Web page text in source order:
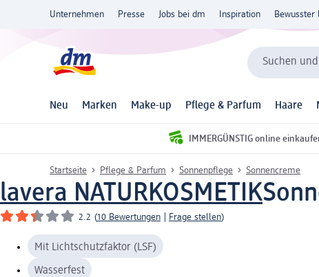
Unternehmen Presse Jobs bei dm Inspiration Bewusster
Suchen
Neu Marken Make-up Pflege & Parfum Haare
IMMERGÜNSTIG online
Startseite Pflege & Parfum Sonnenpflege Sonnencreme
lavera NATURKOSMETIK
2.2 (10 Bewertungen Frage stellen)
Mit Lichtschutzfaktor (LSF)
Wasserfest